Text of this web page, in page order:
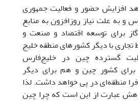
افزایش حضور و فعالیت جمهوری
و به علت نیاز روزافزون به منابع
برای توسعه اقتصاد و صنعت و
با دیگر کشورهای منطقه خلیج
گسترده چین در خلیج‌فارس
کشور چین و هم برای دیگر
منطقه‌ای در پی خواهد داشت. لذا
عبارت از این است که چرا چین